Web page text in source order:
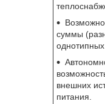
суммы
внешних
питания.